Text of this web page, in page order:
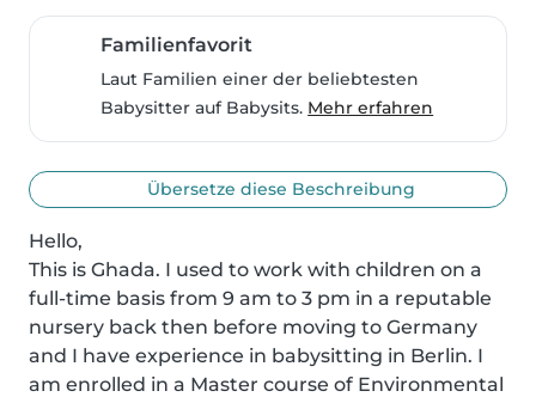
Familienfavorit
Laut Familien einer der beliebtesten
Babysitter auf Babysits. Mehr erfahren
Übersetze diese Beschreibung
Hello,
This is Ghada. I used to work with children on a
full-time basis from 9 am to 3 pm in a reputable
nursery back then before moving to Germany
and I have experience in babysitting in Berlin. I
am enrolled in a Master course of Environmental